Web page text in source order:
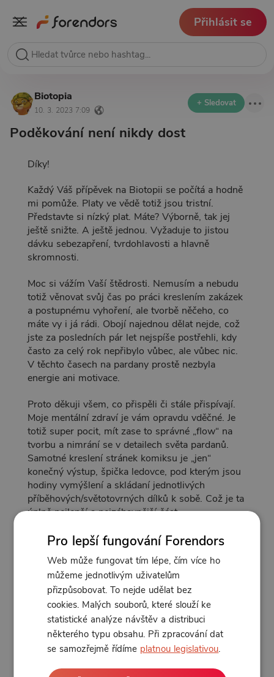
Přihlásit se
Biotopia
10. 3. 2023 7:09
+ Sledovat
Poděkování není nikdy dost
Díky!
Každý Váš přípěvek na Biotopii se počítá a hodně
mi pomůže. Platy ve vědě totiž jsou tristní.
Představte si nízký plat. Máte? Výborně, tak jej
ještě snižte. A ještě jednou. Vyžaduje to jistou
dávku sebezapření, tvrdohlavosti a hlavně
skromnosti.
Moc si vážím Vaší štědrosti. Nemusím a nebudu
totiž věnovat svůj čas po práci kreslením zakázek
a postupnému vyhoření, ale tvorbě něčeho, co
máte vy i já rádi. Obojí najednou dělat nejde, což
jste za posledních pár let nejspíše postřehli, kdy
často za celý rok nepřibylo vůbec, ale vůbec nic.
V těchto časech na pardany prostě nezbyla
energie ani motivace.
Proto děkuji všem, co přispěli či stále přispívají.
Moje mentální zdraví je vám opravdu vděčné. Je
totiž super pocit, mít zase to správné „flow“ na
tvorbu a nimrání se v detailech světa pardanů.
Samotné kreslení stránek komiksu je „jen“
konečný výstup, špička ledovce, pod kterým jsou
hodiny vymýšlení a skládaní jednotlivých
příběhových/světotovrných dílků k sobě. Což je ta
úplně nejlepší a nejzábavnější část.
Díky!Pro lepší fungování Forendors
Web může fungovat tím lépe, čím více ho
můžeme jednotlivým uživatelům
přizpůsobovat. To nejde udělat bez
cookies. Malých souborů, které slouží ke
statistické analýze návštěv a distribuci
některého typu obsahu. Při zpracování dat
se samozřejmě řídíme platnou legislativou.